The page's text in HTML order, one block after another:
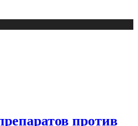
против